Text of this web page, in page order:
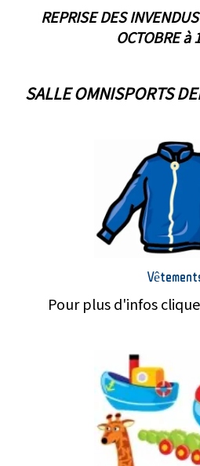
REPRISE DES
OCTOBRE à
SALLE OMNISPORTS
Pour plus d'infos